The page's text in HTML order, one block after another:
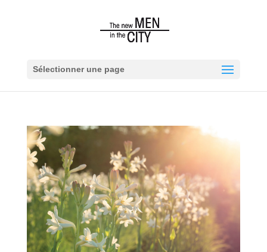
Sélectionner une page